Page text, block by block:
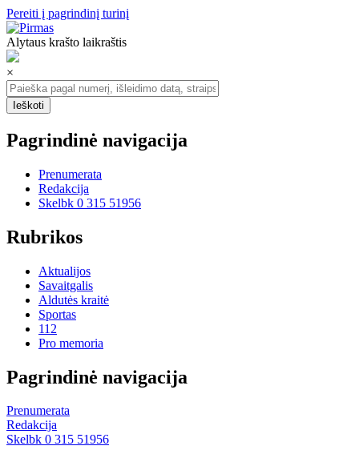
Pereiti į pagrindinį turinį
Alytaus krašto laikraštis
×
Pagrindinė navigacija
Prenumerata
Redakcija
Skelbk 0 315 51956
Rubrikos
Aktualijos
Savaitgalis
Aldutės kraitė
Sportas
112
Pro memoria
Pagrindinė navigacija
Prenumerata
Redakcija
Skelbk 0 315 51956